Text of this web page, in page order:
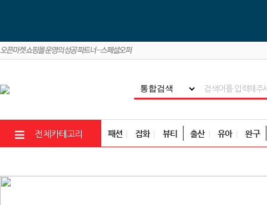
전체카테고리 패션 잡화 뷰티 출산 유아 완구